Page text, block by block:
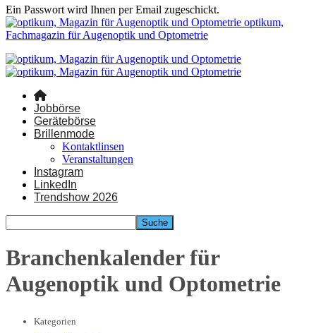
Ein Passwort wird Ihnen per Email zugeschickt.
optikum,
Fachmagazin für Augenoptik und Optometrie
Jobbörse
Gerätebörse
Brillenmode
Kontaktlinsen
Veranstaltungen
Instagram
LinkedIn
Trendshow 2026
Branchenkalender für
Augenoptik und Optometrie
Kategorien